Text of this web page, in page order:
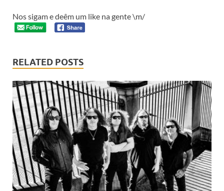
Nos sigam e deêm um like na gente \m/
RELATED POSTS